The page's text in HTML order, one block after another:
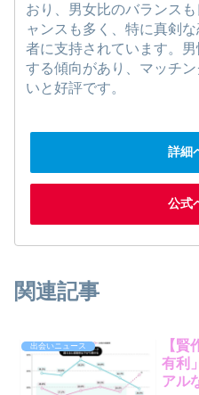
おり、男女比のバランス
ャンスも多く、特に真剣
者に支持されています。
する傾向があり、マッチ
いと好評です。
詳細
公式
関連記事
出会いニュース
【
有利
アル